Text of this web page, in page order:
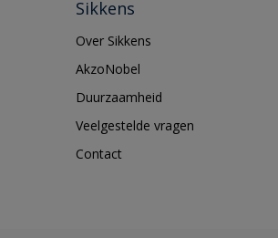
Sikkens
Over Sikkens
AkzoNobel
Duurzaamheid
Veelgestelde vragen
Contact